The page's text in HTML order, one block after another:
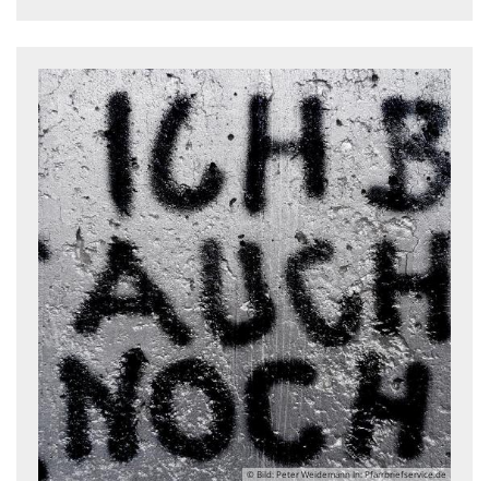
© Bild: Peter Weidemann In: Pfarrbriefservice.de